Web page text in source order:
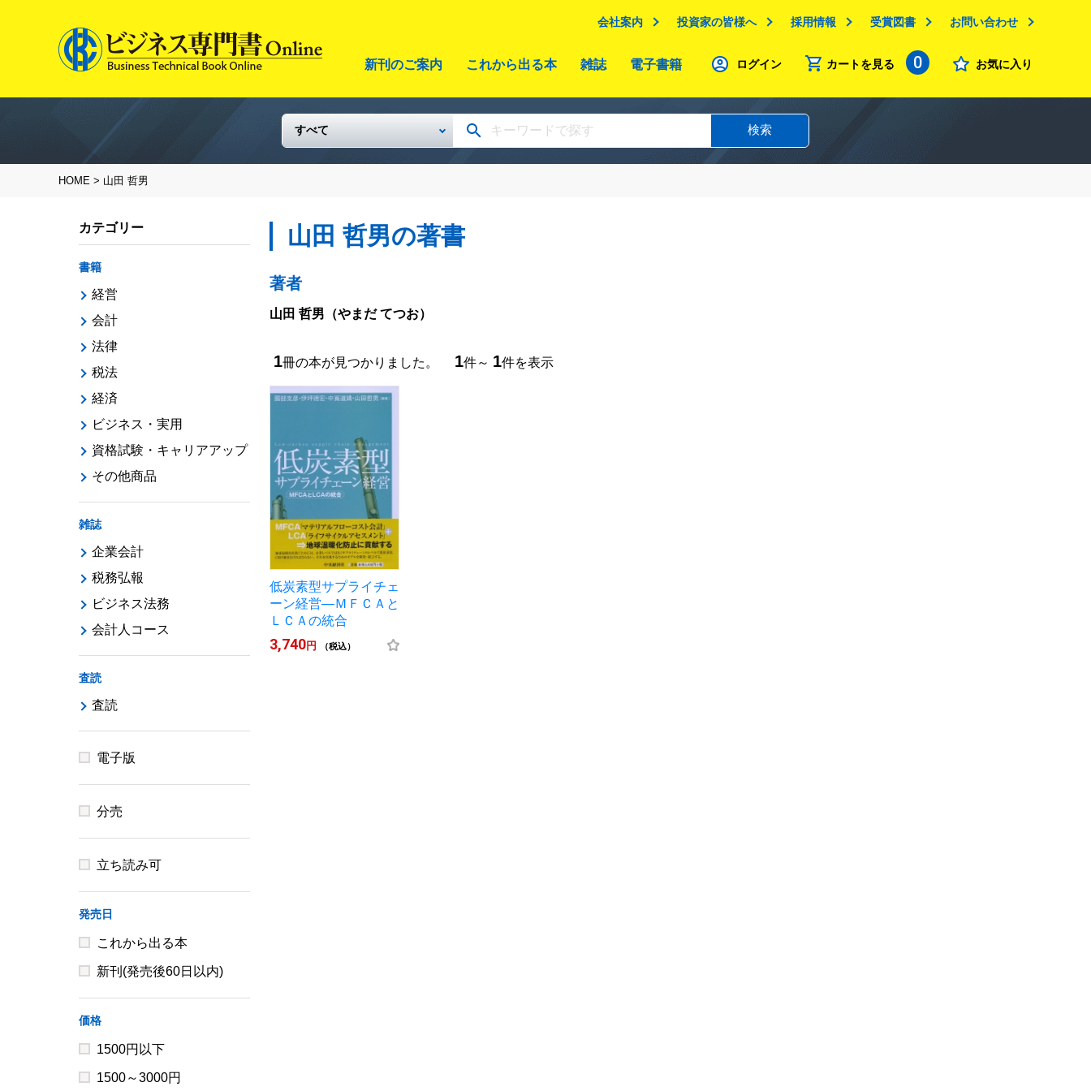
会社案内 投資家の皆様へ 採用情報 受賞図書 お問い合わせ
新刊のご案内 これから出る本 雑誌 電子書籍 ログイン カートを見る 0 お気に入り
検索
HOME > 山田 哲男
山田 哲男の著書
著者
山田 哲男 （やまだ てつお）
1冊の本が見つかりました。 1件～ 1件を表示
低炭素型サプライチェ
ーン経営―ＭＦＣＡと
ＬＣＡの統合
3,740円 （税込）
カテゴリー
書籍
経営
会計
法律
税法
経済
ビジネス・実用
資格試験・キャリアアップ
その他商品
雑誌
企業会計
税務弘報
ビジネス法務
会計人コース
査読
査読
電子版
分売
立ち読み可
発売日
これから出る本
新刊(発売後60日以内)
価格
1500円以下
1500～3000円